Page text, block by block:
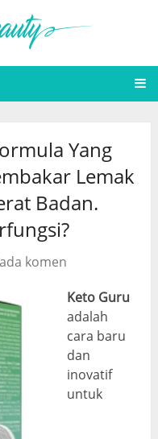
Yang
Lemak
Badan.
komen
Keto Guru
adalah
cara baru
dan
inovatif
untuk